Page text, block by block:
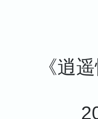
《逍遥
2025